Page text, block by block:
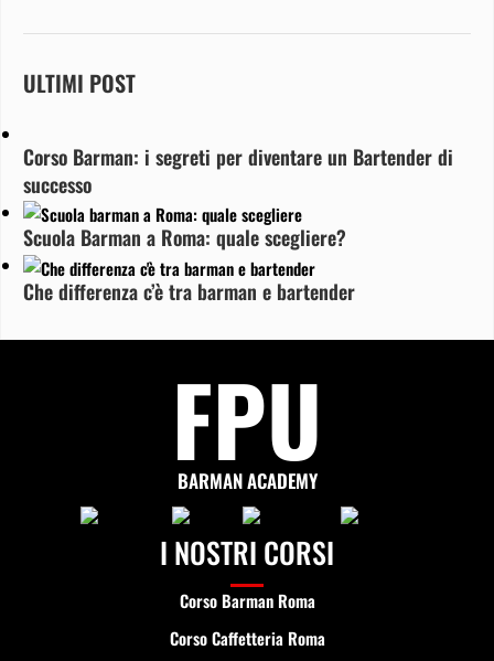
ULTIMI POST
Corso Barman: i segreti per diventare un Bartender di
successo
Scuola Barman a Roma: quale scegliere?
Che differenza c’è tra barman e bartender
FPU
BARMAN ACADEMY
I NOSTRI CORSI
Corso Barman Roma
Corso Caffetteria Roma